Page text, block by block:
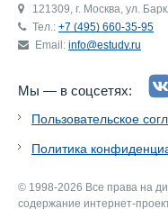
121309, г. Москва, ул.
Тел.: +7 (495) 660-35-95
Email: info@estudy.ru
Мы — в соцсетях:
Пользовательское
Политика
© 1998-2026 Все права на
содержание интернет-